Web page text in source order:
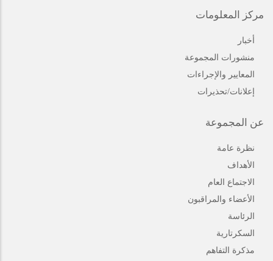
مركز المعلومات
أخبار
منشورات المجموعة
المعايير والإجراءات
إعلانات/تحذيرات
عن المجموعة
نظرة عامة
الأهداف
الاجتماع العام
الأعضاء والمراقبون
الرئاسة
السكرتارية
مذكرة التفاهم